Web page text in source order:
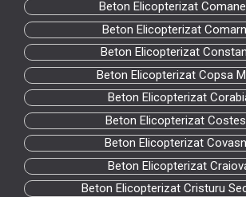
Beton Elicopterizat
Beton Elicopterizat
Beton Elicopterizat
Beton Elicopterizat Copsa
Beton Elicopterizat
Beton Elicopterizat
Beton Elicopterizat
Beton Elicopterizat
Beton Elicopterizat Cristuru